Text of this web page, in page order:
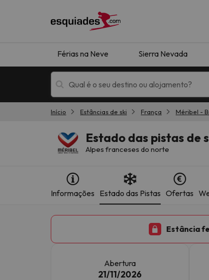
Férias na Neve Sierra Nevada
Início Estâncias de ski França Méribel -
Estado das pistas de
Alpes franceses do norte
Informações Estado das Pistas Ofertas
Estância
Abertura
21/11/2026